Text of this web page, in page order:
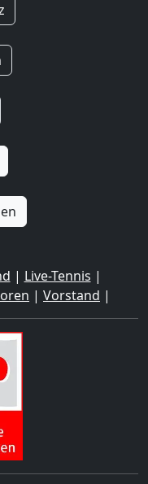
| Live-Tennis |
| Vorstand |